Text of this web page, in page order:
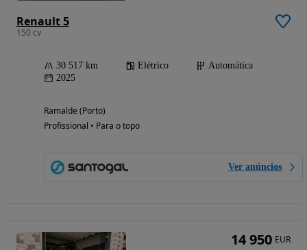
Renault 5
150 cv
30 517 km Elétrico
Automática
2025
Ramalde (Porto)
Profissional • Para o topo
Ver anúncios
14 950 EUR